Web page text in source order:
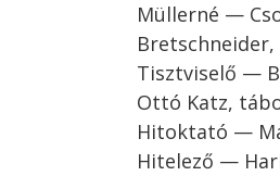
Müllerné —
Tisztviselő —
Ottó Katz,
Hitoktató —
Hitelező —